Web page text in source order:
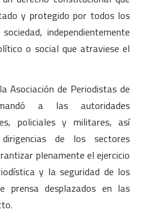
y protegido por todos los
independientemente
o social que atraviese el
Asociación de Periodistas de
a las autoridades
policiales y militares, así
de los sectores
plenamente el ejercicio
y la seguridad de los
prensa desplazados en las